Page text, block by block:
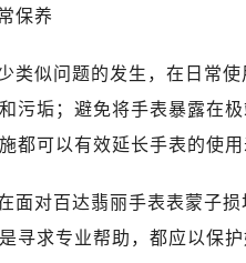
西安市碑林区南关正街88
唐山市路南区新华东道100
台州市椒江区东海大道
重庆市解放碑渝中区民权
保养
类似问题的发生，在日常
污垢；避免将手表暴露在
都可以有效延长手表的使用
面对百达翡丽手表表蒙子
寻求专业帮助，都应以保